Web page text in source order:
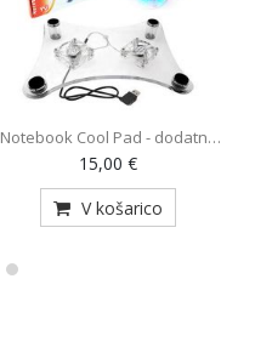
Notebook Cool Pad - dodatno
hlajenje za prenosnik z 2
ventilatorjema (MY-128)
15,00 €
V košarico